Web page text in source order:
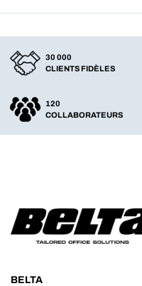
30 000
CLIENTS FIDÈLES
120
COLLABORATEURS
BELTA